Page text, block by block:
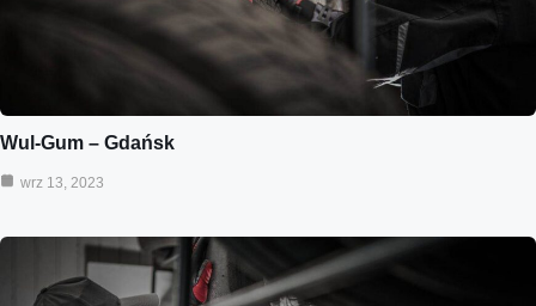
Wul-Gum – Gdańsk
wrz 13, 2023